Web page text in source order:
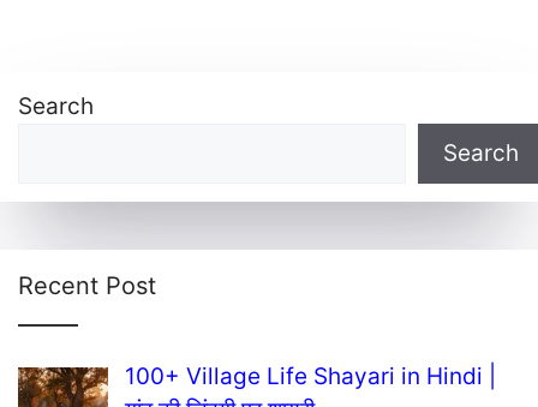
Search
Search
Recent Post
100+ Village Life Shayari in Hindi |